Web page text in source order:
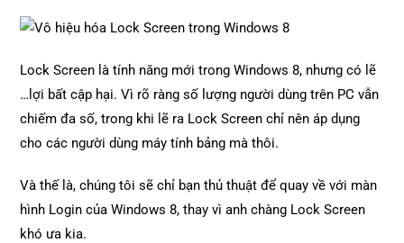
Lock Screen là tính năng mới trong Windows 8, nhưng có lẽ
…lợi bất cập hại. Vì rõ ràng số lượng người dùng trên PC vẫn
chiếm đa số, trong khi lẽ ra Lock Screen chỉ nên áp dụng
cho các người dùng máy tính bảng mà thôi.
Và thế là, chúng tôi sẽ chỉ bạn thủ thuật để quay về với màn
hình Login của Windows 8, thay vì anh chàng Lock Screen
khó ưa kia.